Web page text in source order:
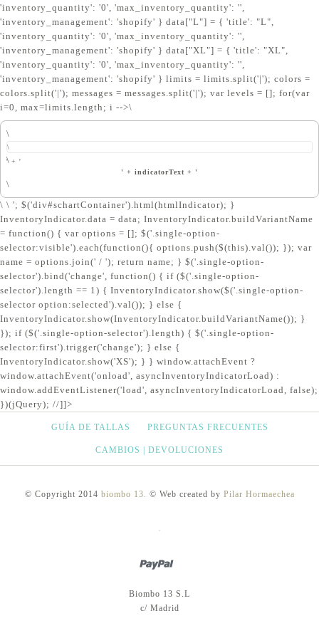
€55.00
VER PRODUCTO →
¿NO TIENES CLARO QUÉ TALLA TIENES?
CONSÚLTALAAQUÍ
Si tu talla no está disponible, haz click AQUÍ para
recibir un email cuando vuelva a estar en stock:
SELECCIONA LA TALLA QUE ESTÁ AGOTADA →
€55.00
VER PRODUCTO →
¿NO TIENES CLARO QUÉ TALLA TIENES?
CONSÚLTALAAQUÍ
Si tu talla no está disponible, haz click AQUÍ para
recibir un email cuando vuelva a estar en stock:
SELECCIONA LA TALLA QUE ESTÁ AGOTADA →
'inventory_quantity': '0', 'max_inventory_quantity': '',
'inventory_management': 'shopify' } data["L"] = { 'title': "L",
'inventory_quantity': '0', 'max_inventory_quantity': '',
'inventory_management': 'shopify' } data["XL"] = { 'title': "XL",
'inventory_quantity': '0', 'max_inventory_quantity': '',
'inventory_management': 'shopify' } limits = limits.split('|'); colors =
colors.split('|'); messages = messages.split('|'); var levels = []; for(var
i=0, max=limits.length; i -->\
\
\
\' + '
' + indicatorText + '
\
\ \ '; $('div#schartContainer').html(htmlIndicator); }
InventoryIndicator.data = data; InventoryIndicator.buildVariantName
= function() { var options = []; $('.single-option-
selector:visible').each(function(){ options.push($(this).val()); }); var
name = options.join(' / '); return name; } $('.single-option-
selector').bind('change', function() { if ($('.single-option-
selector').length == 1) { InventoryIndicator.show($('.single-option-
selector option:selected').val()); } else {
InventoryIndicator.show(InventoryIndicator.buildVariantName()); }
}); if ($('.single-option-selector').length) { $('.single-option-
selector:first').trigger('change'); } else {
InventoryIndicator.show('XS'); } } window.attachEvent ?
window.attachEvent('onload', asyncInventoryIndicatorLoad) :
window.addEventListener('load', asyncInventoryIndicatorLoad, false);
})(jQuery); //]]>
GUÍA DE TALLAS PREGUNTAS FRECUENTES
CAMBIOS | DEVOLUCIONES
© Copyright 2014 biombo 13. © Web created by Pilar Hormaechea
Biombo 13 S.L
c/ Madrid